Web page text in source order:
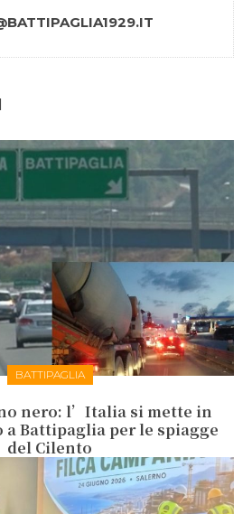
BATTIPAGLIA
nero: l’Italia si mette in
Battipaglia per le spiagge
del Cilento